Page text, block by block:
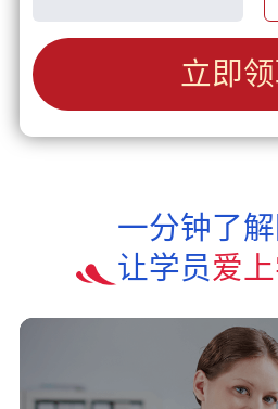
立即
一分钟了
让学员爱